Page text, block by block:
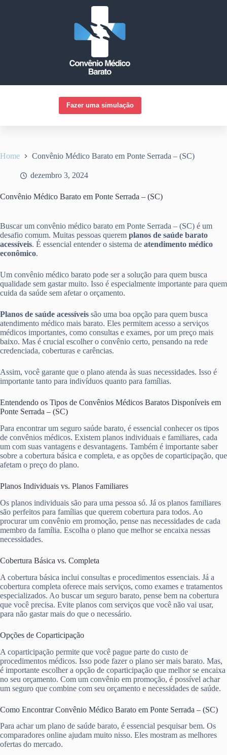
Fazer uma simulação
Home Convênio Médico Barato em Ponte Serrada – (SC)
dezembro 3, 2024
Convênio Médico Barato em Ponte Serrada – (SC)
Buscar um convênio médico barato em Ponte Serrada – (SC) é um
desafio comum. Muitas pessoas querem planos de saúde barato
acessíveis. É essencial entender o sistema de atendimento médico
econômico.
Um convênio médico barato pode ser a solução para quem busca
qualidade sem gastar muito. Isso é especialmente importante para quem
cuida da saúde sem afetar o orçamento.
Planos de saúde acessíveis são uma boa opção para quem busca
atendimento médico mais barato. Eles permitem acesso a serviços
médicos importantes, como consultas e exames, por um preço mais
baixo. Mas é crucial escolher o convênio certo, pensando na rede
credenciada, coberturas e carências.
Assim, você garante que o plano atenda às suas necessidades. Isso é
importante tanto para indivíduos quanto para famílias.
Entendendo os Tipos de Convênios Médicos Baratos Disponíveis em
Ponte Serrada – (SC)
Para encontrar um seguro saúde barato, é essencial conhecer os tipos
de convênios médicos. Existem planos individuais e familiares, cada
um com suas vantagens e desvantagens. Também é importante saber
sobre a cobertura básica e completa, e as opções de coparticipação, que
afetam o preço do plano.
Planos Individuais vs. Planos Familiares
Os planos individuais são para uma pessoa só. Já os planos familiares
são perfeitos para famílias que querem cobertura para todos. Ao
procurar um convênio em promoção, pense nas necessidades de cada
membro da família. Escolha o plano que melhor se encaixa nessas
necessidades.
Cobertura Básica vs. Completa
A cobertura básica inclui consultas e procedimentos essenciais. Já a
cobertura completa oferece mais serviços, como exames e tratamentos
especializados. Ao buscar um seguro barato, pense bem na cobertura
que você precisa. Evite planos com serviços que você não vai usar,
para não gastar mais do que o necessário.
Opções de Coparticipação
A coparticipação permite que você pague parte do custo de
procedimentos médicos. Isso pode fazer o plano ser mais barato. Mas,
é importante escolher a opção de coparticipação que melhor se encaixa
no seu orçamento. Com um convênio em promoção, é possível achar
um seguro que combine com seu orçamento e necessidades de saúde.
Como Encontrar Convênio Médico Barato em Ponte Serrada – (SC)
Para achar um plano de saúde barato, é essencial pesquisar bem. Os
comparadores online ajudam muito nisso. Eles mostram as melhores
ofertas do mercado.